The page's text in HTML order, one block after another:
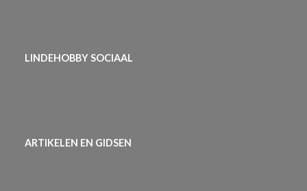
LINDEHOBBY SOCIAAL
ARTIKELEN EN GIDSEN